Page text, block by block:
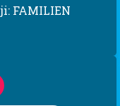
FAMILIEN